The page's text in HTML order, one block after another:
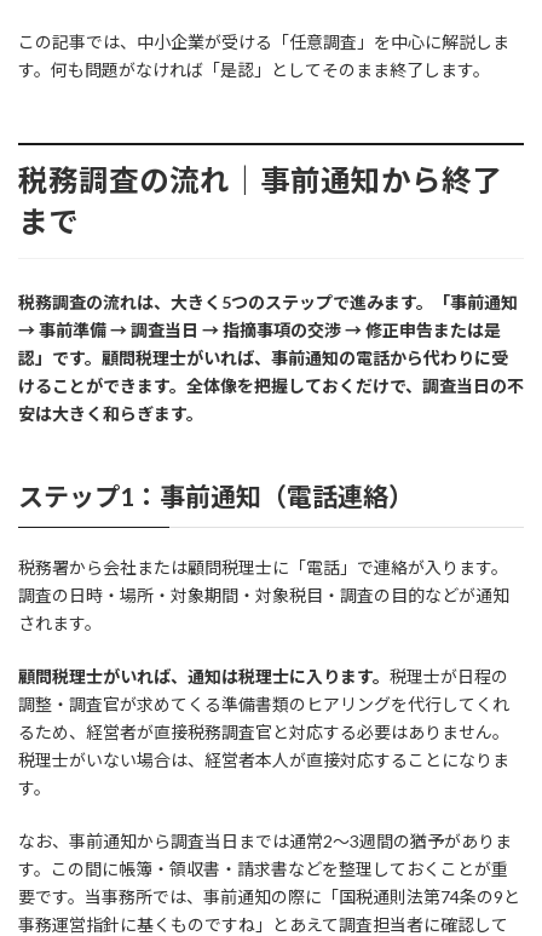
この記事では、中小企業が受ける「任意調査」を中心に解説しま
す。何も問題がなければ「是認」としてそのまま終了します。
税務調査の流れ｜事前通知から終了
まで
税務調査の流れは、大きく5つのステップで進みます。「事前通知
→ 事前準備 → 調査当日 → 指摘事項の交渉 → 修正申告または是
認」です。顧問税理士がいれば、事前通知の電話から代わりに受
けることができます。全体像を把握しておくだけで、調査当日の不
安は大きく和らぎます。
ステップ1：事前通知（電話連絡）
税務署から会社または顧問税理士に「電話」で連絡が入ります。
調査の日時・場所・対象期間・対象税目・調査の目的などが通知
されます。
顧問税理士がいれば、通知は税理士に入ります。 税理士が日程の
調整・調査官が求めてくる準備書類のヒアリングを代行してくれ
るため、経営者が直接税務調査官と対応する必要はありません。
税理士がいない場合は、経営者本人が直接対応することになりま
す。
なお、事前通知から調査当日までは通常2〜3週間の猶予がありま
す。この間に帳簿・領収書・請求書などを整理しておくことが重
要です。当事務所では、事前通知の際に「国税通則法第74条の9と
事務運営指針に基くものですね」とあえて調査担当者に確認して